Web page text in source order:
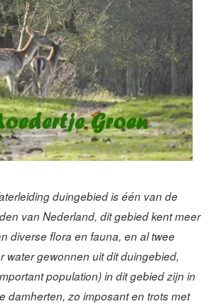
duingebied is één van de
van Nederland, dit gebied kent meer
diverse flora en fauna, en al twee
water gewonnen uit dit duingebied,
population) in dit gebied zijn in
damherten, zo imposant en trots met